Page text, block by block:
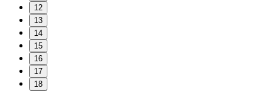
12
13
14
15
16
17
18